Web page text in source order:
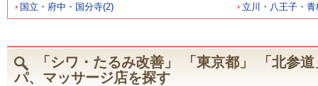
国立・府中・国分寺(2) 立川・八王子・青
「シワ・たるみ改善」 「東京都」 「北参
パ、マッサージ店を探す